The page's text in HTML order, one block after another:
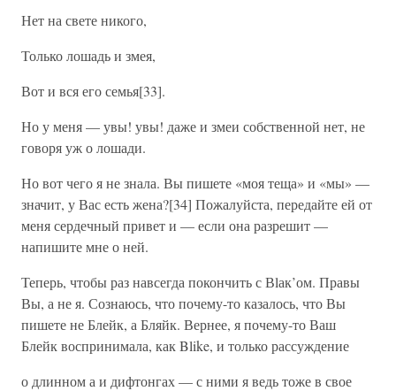
Нет на свете никого,
Только лошадь и змея,
Вот и вся его семья[33].
Но у меня — увы! увы! даже и змеи собственной нет, не
говоря уж о лошади.
Но вот чего я не знала. Вы пишете «моя теща» и «мы» —
значит, у Вас есть жена?[34] Пожалуйста, передайте ей от
меня сердечный привет и — если она разрешит —
напишите мне о ней.
Теперь, чтобы раз навсегда покончить с Вlак’ом. Правы
Вы, а не я. Сознаюсь, что почему-то казалось, что Вы
пишете не Блейк, а Бляйк. Вернее, я почему-то Ваш
Блейк воспринимала, как Blike, и только рассуждение
о длинном а и дифтонгах — с ними я ведь тоже в свое